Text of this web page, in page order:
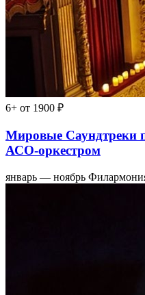
6+ от 1900 ₽
Мировые Саундтреки
АСО-оркестром
январь — ноябрь